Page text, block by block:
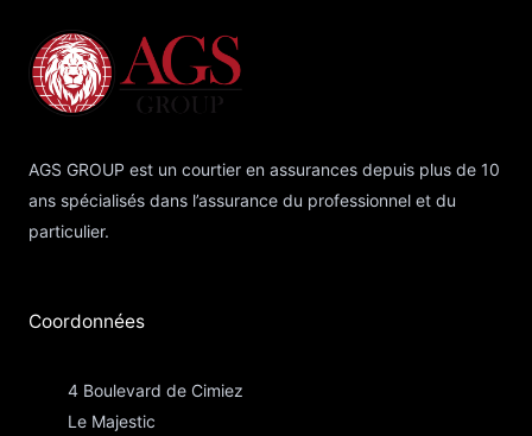
AGS GROUP est un courtier en assurances depuis plus de 10
ans spécialisés dans l’assurance du professionnel et du
particulier.
Coordonnées​
4 Boulevard de Cimiez
Le Majestic